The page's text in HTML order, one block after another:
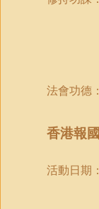
法會功德
香港報
活動日期